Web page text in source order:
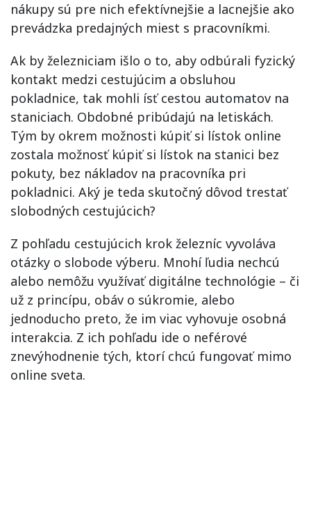
nákupy sú pre nich efektívnejšie a lacnejšie ako
prevádzka predajných miest s pracovníkmi.
Ak by železniciam išlo o to, aby odbúrali fyzický
kontakt medzi cestujúcim a obsluhou
pokladnice, tak mohli ísť cestou automatov na
staniciach. Obdobné pribúdajú na letiskách.
Tým by okrem možnosti kúpiť si lístok online
zostala možnosť kúpiť si lístok na stanici bez
pokuty, bez nákladov na pracovníka pri
pokladnici. Aký je teda skutočný dôvod trestať
slobodných cestujúcich?
Z pohľadu cestujúcich krok železníc vyvoláva
otázky o slobode výberu. Mnohí ľudia nechcú
alebo nemôžu využívať digitálne technológie – či
už z princípu, obáv o súkromie, alebo
jednoducho preto, že im viac vyhovuje osobná
interakcia. Z ich pohľadu ide o neférové
znevýhodnenie tých, ktorí chcú fungovať mimo
online sveta.